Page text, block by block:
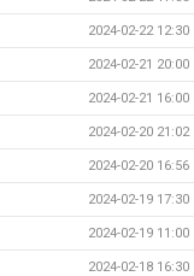
2024-02-22 12:30
2024-02-21 20:00
2024-02-21 16:00
2024-02-20 21:02
2024-02-20 16:56
2024-02-19 17:30
2024-02-19 11:00
2024-02-18 16:30